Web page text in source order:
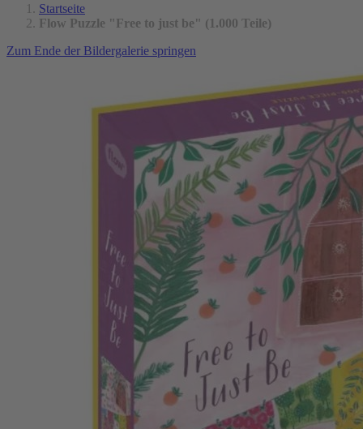
Startseite
Flow Puzzle "Free to just be" (1.000 Teile)
Zum Ende der Bildergalerie springen